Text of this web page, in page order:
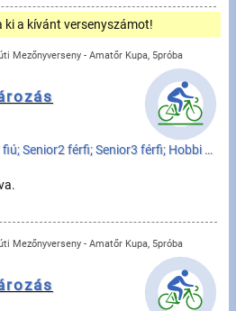
ki a kívánt versenyszámot!
Mezőnyverseny - Amatőr Kupa, 5próba
U13 fiú; U15 fiú; U17 fiú; Senior2 férfi; Senior3 férfi; Hobbi fiú és férfi; WU15 lány; WU17 lány; W...
Mezőnyverseny - Amatőr Kupa, 5próba